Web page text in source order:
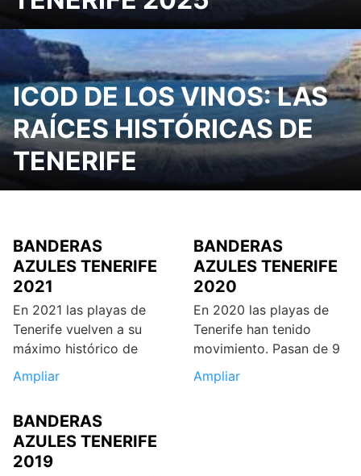
ICOD DE LOS VINOS: LAS
RAÍCES HISTÓRICAS DE
TENERIFE
BANDERAS
AZULES TENERIFE
2021
En 2021 las playas de
Tenerife vuelven a su
máximo histórico de
Ampliar
BANDERAS
AZULES TENERIFE
2020
En 2020 las playas de
Tenerife han tenido
movimiento. Pasan de 9
Ampliar
BANDERAS
AZULES TENERIFE
2019